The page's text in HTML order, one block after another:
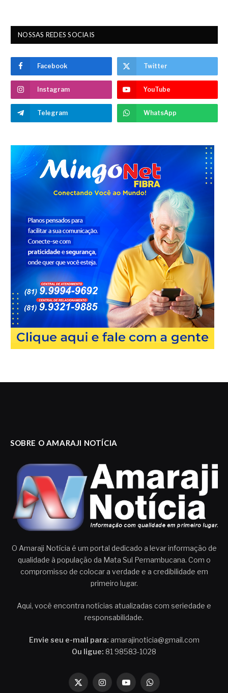
NOSSAS REDES SOCIAIS
Facebook Twitter
Instagram YouTube
Telegram WhatsApp
SOBRE O AMARAJI NOTÍCIA
O Amaraji Notícia é um portal dedicado a levar informação de
qualidade à população da Mata Sul Pernambucana. Com o
compromisso de colocar a verdade e a credibilidade em
primeiro lugar.
Aqui, você encontra notícias atualizadas com seriedade e
responsabilidade.
Envie seu e-mail para: amarajinoticia@gmail.com
Ou ligue: 81 98583-1028
X InstagramYouTubeWhatsApp